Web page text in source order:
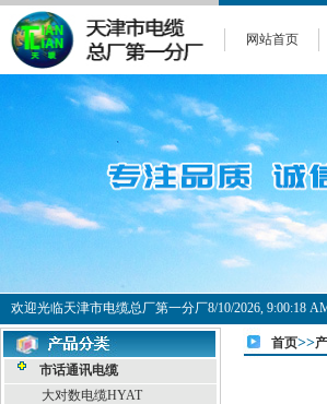
网站首页
欢迎光临天津市电缆总厂第一分厂8/10/2026, 9:00:19
市话通讯电缆
大对数电缆HYAT
首页>>